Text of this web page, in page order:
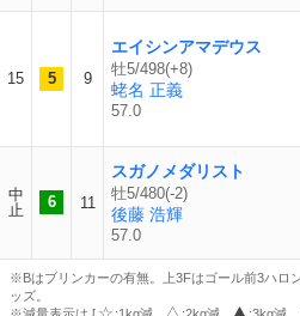
15 5 9
エイシンアマデウス
牡5/498(+8)
蛯名 正義
57.0
中
止
6 11
スガノメダリスト
牡5/480(-2)
後藤 浩輝
57.0
※Bはブリンカーの有無。上3Fはゴール前3ハロ
ッズ。